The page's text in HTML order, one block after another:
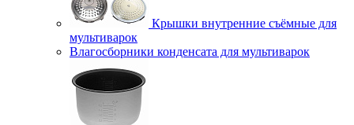
Крышки внутренние съёмные для
мультиварок
Влагосборники конденсата для мультиварок